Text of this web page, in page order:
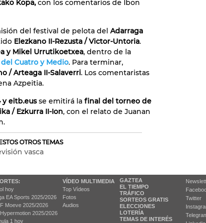
Kopa, con los comentarios de Ibon
del festival de pelota del Adarraga
Elezkano II-Rezusta / Victor-Untoria.
y Mikel Urrutikoetxea, dentro de la
Cuatro y Medio. Para terminar,
/ Arteaga II-Salaverri. Los comentaristas
Azpeitia.
y eitb.eusse emitirá la final del torneo de
/ Ezkurra II-Ion, con el relato de Juanan
OTROS TEMAS
vasca
hoy
EA Sports 2025/2026
Moeve 2025/2026
2025/2026
1 hoy
VÍDEO MULTIMEDIA
Top Vídeos
Fotos
Audios
GAZTEA
EL TIEMPO
TRÁFICO
SORTEOS GRATIS
ELECCIONES
LOTERÍA
TEMAS DE INTERÉS
Twitter